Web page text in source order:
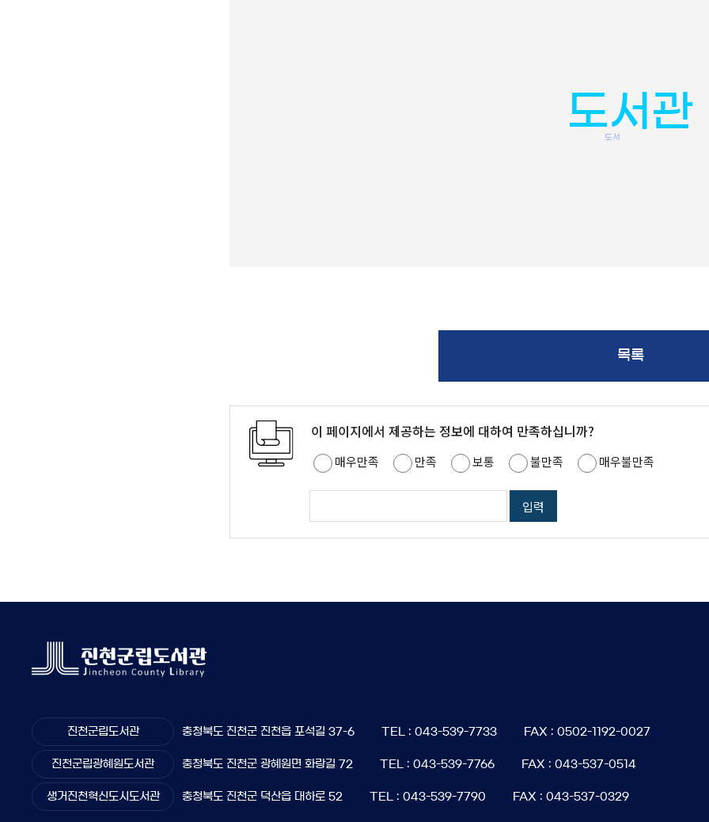
도서관
도서
목록
이 페이지에서 제공하는 정보에 대하여 만족하십니까?
매우만족 만족 보통 불만족 매우불만족
진천군립도서관 충청북도 진천군 진천읍 포석길 37-6 TEL : 043-539-7733 FAX : 0502-1192-0027
진천군립광혜원도서관 충청북도 진천군 광혜원면 화랑길 72 TEL : 043-539-7766 FAX : 043-537-0514
생거진천혁신도시도서관 충청북도 진천군 덕산읍 대하로 52 TEL : 043-539-7790 FAX : 043-537-0329